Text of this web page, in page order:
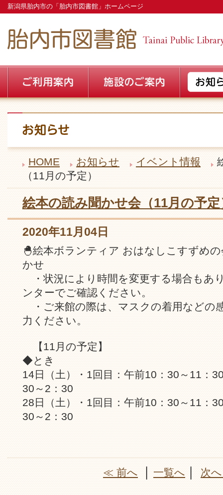
新潟県胎内市の「胎内市図書館」ホームページ
HOME お知らせ イベント情報
（11月の予定）
絵本の読み聞かせ会（11月の予定
2020年11月04日
🐣絵本ボランティア おはなしこすずめ
かせ
・状況により時間を変更する場合もあ
ンターでご確認ください。
・ご来館の際は、マスクの着用などの
力ください。
【11月の予定】
◆とき
14日（土）・1回目：午前10：30～11：
30～2：30
28日（土）・1回目：午前10：30～11：
30～2：30
≪ 前へ 一覧へ 次